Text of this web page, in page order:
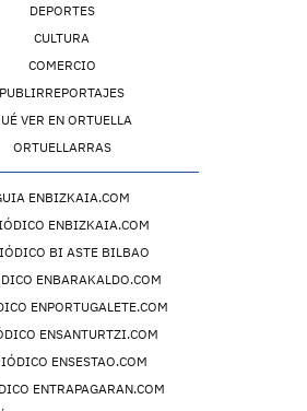
DEPORTES
CULTURA
COMERCIO
PUBLIRREPORTAJES
VER EN ORTUELLA
ORTUELLARRAS
ENBIZKAIA.COM
ENBIZKAIA.COM
BI ASTE BILBAO
ENBARAKALDO.COM
ENPORTUGALETE.COM
ENSANTURTZI.COM
ENSESTAO.COM
ENTRAPAGARAN.COM